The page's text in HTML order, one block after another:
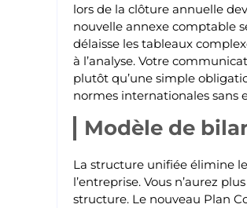
lors de la clôture annuelle
nouvelle annexe comptable
délaisse les tableaux
à l’analyse. Votre
plutôt qu’une simple
normes internationales sans
Modèle de
La structure unifiée élimine
l’entreprise. Vous n’aurez
structure. Le nouveau Plan